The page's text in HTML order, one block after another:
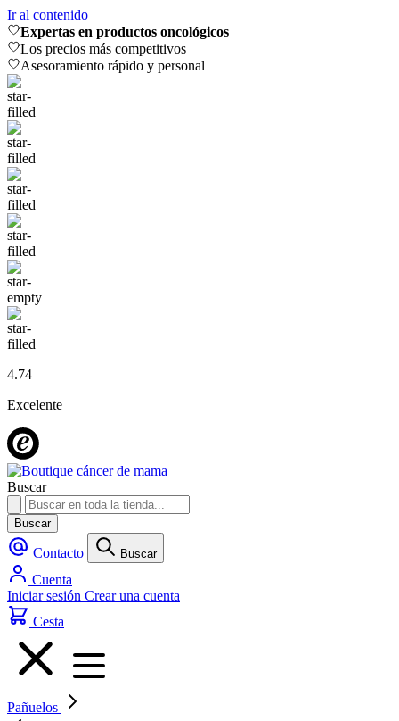
Ir al contenido
Expertas en productos oncológicos
Los precios más competitivos
Asesoramiento rápido y personal
4.74
Excelente
Buscar
Buscar
Contacto Buscar
Cuenta
Iniciar sesión Crear una cuenta
Cesta
Pañuelos